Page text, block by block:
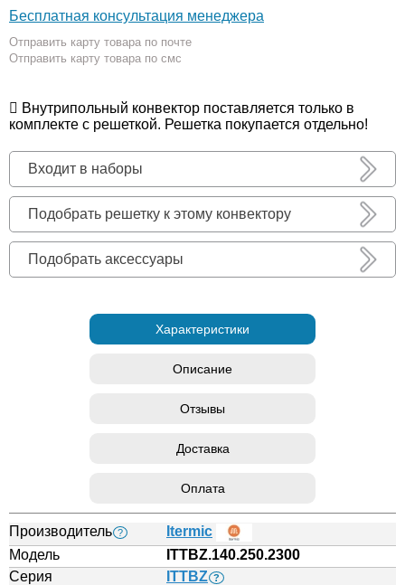
Бесплатная консультация менеджера
Отправить карту товара по почте
Отправить карту товара по смс
Внутрипольный конвектор поставляется только в
комплекте с решеткой. Решетка покупается отдельно!
Входит в наборы
Подобрать решетку к этому конвектору
Подобрать аксессуары
Характеристики
Описание
Отзывы
Доставка
Оплата
Производитель ?
Itermic
Модель
ITTBZ.140.250.2300
Серия
ITTBZ ?